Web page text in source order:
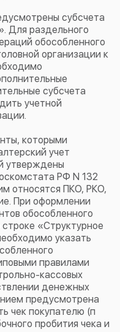
субсчета
Для раздельного
обособленного
организации к
субсчета
учетной
которыми
учет
утверждены
РФ N 132
относятся ПКО, РКО,
При оформлении
обособленного
«Структурное
указать
правилами
кассовых
денежных
предусмотрена
чек покупателю (п
пробития чека и